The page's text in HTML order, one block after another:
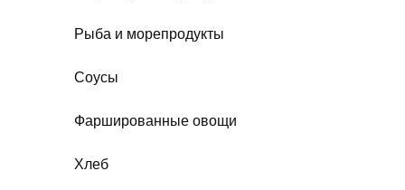
Рыба и морепродукты
Соусы
Фаршированные овощи
Хлеб